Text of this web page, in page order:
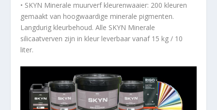
• SKYN Minerale muurverf kleurenwaaier: 200 kleuren
gemaakt van hoogwaardige minerale pigmenten.
Langdurig kleurbehoud. Alle SKYN Minerale
silicaatverven zijn in kleur leverbaar vanaf 15 kg / 10
liter.